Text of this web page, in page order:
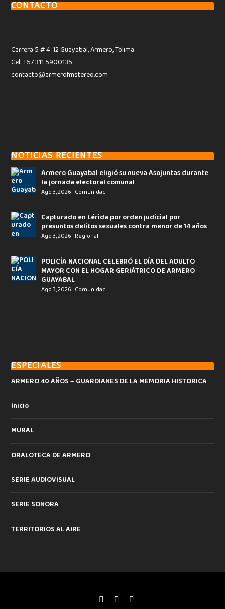
CONTACTO
Carrera 5 # 4-12 Guayabal, Armero, Tolima.
Cel: +57 311 5900135
contacto@armerofmstereo.com
NOTICIAS RECIENTES
Armero Guayabal eligió su nueva Asojuntas durante
la jornada electoral comunal
Ago 3, 2026 | Comunidad
Capturado en Lérida por orden judicial por
presuntos delitos sexuales contra menor de 14 años
Ago 3, 2026 | Regional
POLICÍA NACIONAL CELEBRÓ EL DÍA DEL ADULTO
MAYOR CON EL HOGAR GERIÁTRICO DE ARMERO
GUAYABAL
Ago 3, 2026 | Comunidad
ESPECIALES
ARMERO 40 AÑOS – GUARDIANES DE LA MEMORIA HISTORICA
Inicio
MURAL
ORALOTECA DE ARMERO
SERIE AUDIOVISUAL
SERIE SONORA
TERRITORIOS AL AIRE